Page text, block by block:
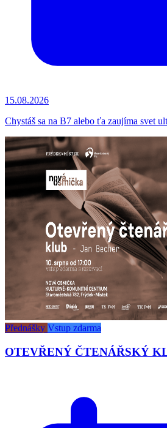
15.08.2026
Chystáš sa na B7 alebo ťa zaujíma svet
Přednášky Vstup zdarma
OTEVŘENÝ ČTENÁŘSKÝ